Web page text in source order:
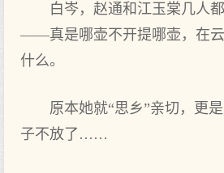
白岑，赵通和江玉棠几人
——真是哪壶不开提哪壶，在
什么。
原本她就“思乡”亲切，更
子不放了……